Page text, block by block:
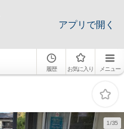
アプリで開く
履歴 お気に入り メニュー
1/35